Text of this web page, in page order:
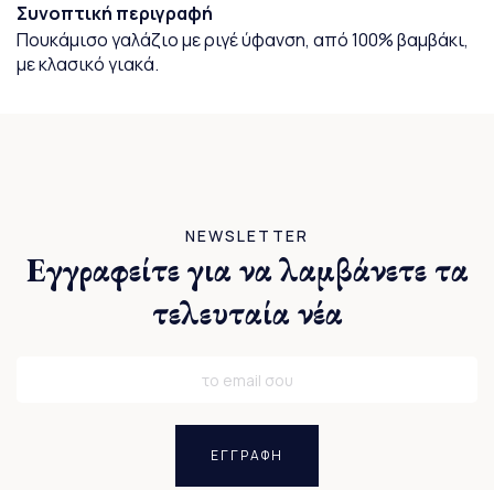
Συνοπτική περιγραφή
Πουκάμισο γαλάζιο με ριγέ ύφανση, από 100% βαμβάκι,
με κλασικό γιακά.
NEWSLETTER
Εγγραφείτε για να λαμβάνετε τα
τελευταία νέα
ΕΓΓΡΑΦΗ